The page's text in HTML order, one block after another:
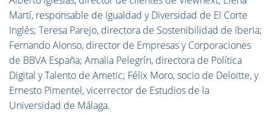
Martí, responsable de Igualdad y Diversidad de El Corte
Inglés; Teresa Parejo, directora de Sostenibilidad de Iberia;
Fernando Alonso, director de Empresas y Corporaciones
de BBVA España; Amalia Pelegrín, directora de Política
Digital y Talento de Ametic; Félix Moro, socio de Deloitte, y
Ernesto Pimentel, vicerrector de Estudios de la
Universidad de Málaga.